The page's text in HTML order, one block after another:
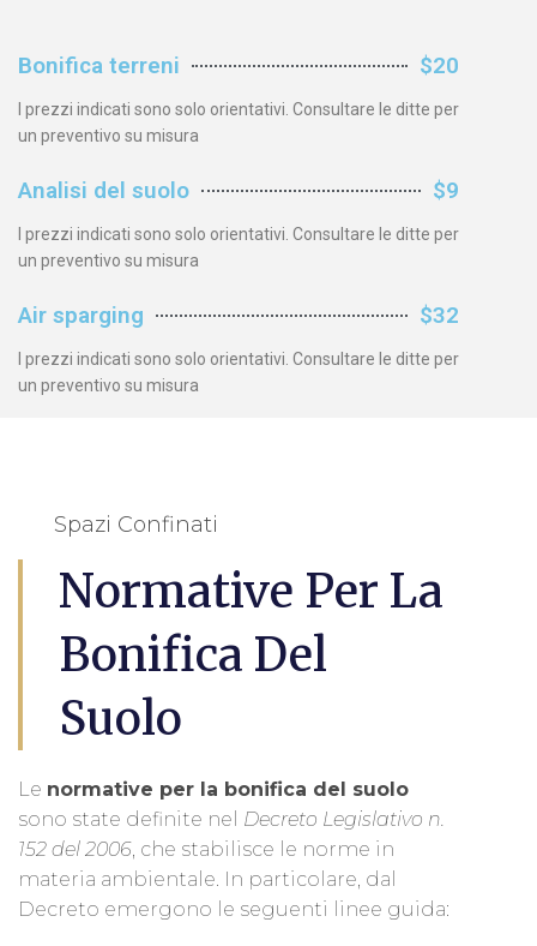
Bonifica terreni $20
I prezzi indicati sono solo orientativi. Consultare le ditte per
un preventivo su misura
Analisi del suolo $9
I prezzi indicati sono solo orientativi. Consultare le ditte per
un preventivo su misura
Air sparging $32
I prezzi indicati sono solo orientativi. Consultare le ditte per
un preventivo su misura
Spazi Confinati
Normative Per La
Bonifica Del
Suolo
Le normative per la bonifica del suolo
sono state definite nel Decreto Legislativo n.
152 del 2006 , che stabilisce le norme in
materia ambientale. In particolare, dal
Decreto emergono le seguenti linee guida: